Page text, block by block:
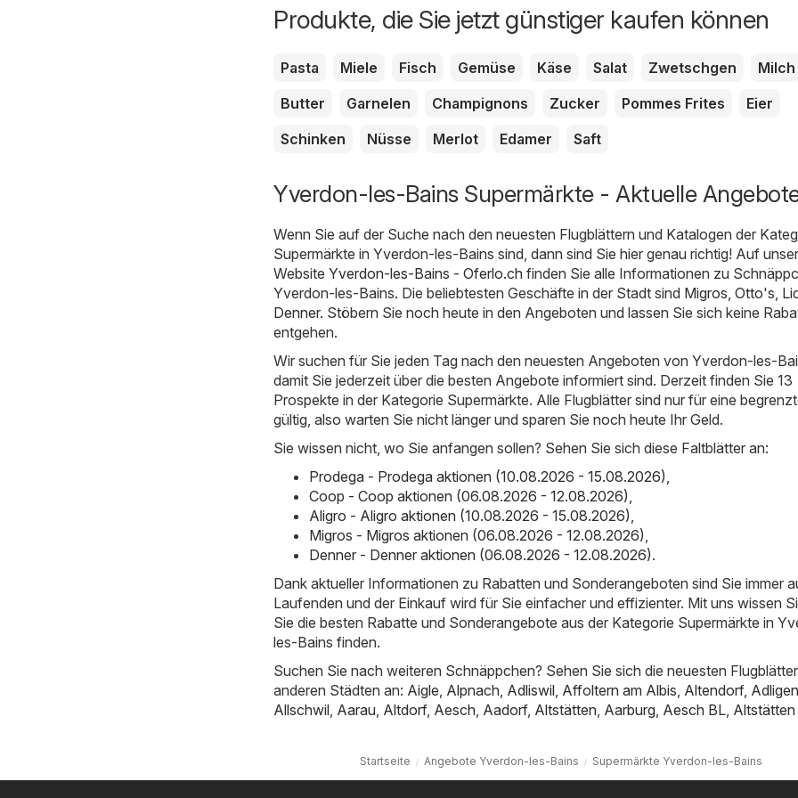
Produkte, die Sie jetzt günstiger kaufen können
Pasta Miele Fisch Gemüse Käse Salat Zwetschgen
Milch
Butter
Garnelen Champignons Zucker Pommes Frites
Eier
Schinken
Nüsse Merlot Edamer Saft
Yverdon-les-Bains Supermärkte - Aktuelle
Wenn Sie auf der Suche nach den neuesten Flugblättern und Katalogen der
Supermärkte in Yverdon-les-Bains sind, dann sind Sie hier genau richtig! Auf
Website Yverdon-les-Bains - Oferlo.ch finden Sie alle Informationen zu
Yverdon-les-Bains. Die beliebtesten Geschäfte in der Stadt sind Migros Otto's
Denner. Stöbern Sie noch heute in den Angeboten und lassen Sie sich keine
entgehen.
Wir suchen für Sie jeden Tag nach den neuesten Angeboten von Yverdon-les-
damit Sie jederzeit über die besten Angebote informiert sind. Derzeit finden Sie 13
Prospekte in der Kategorie Supermärkte. Alle Flugblätter sind nur für eine
gültig, also warten Sie nicht länger und sparen Sie noch heute Ihr Geld.
Sie wissen nicht, wo Sie anfangen sollen? Sehen Sie sich diese Faltblätter an:
Prodega - Prodega aktionen (10.08.2026 - 15.08.2026)
Coop - Coop aktionen (06.08.2026 - 12.08.2026)
Aligro - Aligro aktionen (10.08.2026 - 15.08.2026)
Migros - Migros aktionen (06.08.2026 - 12.08.2026)
Denner - Denner aktionen (06.08.2026 - 12.08.2026).
Dank aktueller Informationen zu Rabatten und Sonderangeboten sind Sie immer
Laufenden und der Einkauf wird für Sie einfacher und effizienter. Mit uns wissen
Sie die besten Rabatte und Sonderangebote aus der Kategorie Supermärkte in
les-Bains finden.
Suchen Sie nach weiteren Schnäppchen? Sehen Sie sich die neuesten
anderen Städten an: Aigle Alpnach Adliswil Affoltern am Albis Altendorf,
Allschwil Aarau Altdorf, Aesch Aadorf, Altstätten Aarburg Aesch BL Altstätten
Startseite Angebote Yverdon-les-Bains Supermärkte Yverdon-les-Bains